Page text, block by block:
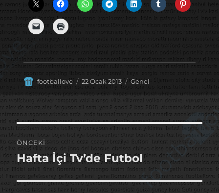
Yazar
footballove
Yayın
tarihi
22 Ocak 2013 Kategoriler
Genel
Yazı
gezinmesi
ÖNCEKI
Önceki
yazı:
Hafta İçi Tv’de Futbol